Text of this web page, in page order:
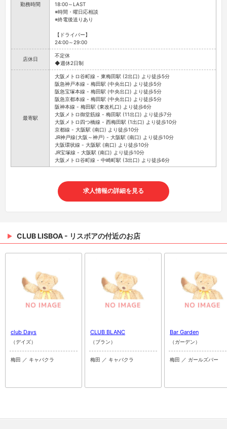
勤務時間
18:00～LAST
※時間・曜日応相談
※終電後送りあり
【ドライバー】
24:00～29:00
店休日
不定休
◆週休2日制
最寄駅
大阪メトロ谷町線 - 東梅田駅 (2出口) より徒歩5分
阪急神戸本線 - 梅田駅 (中央出口) より徒歩5分
阪急宝塚本線 - 梅田駅 (中央出口) より徒歩5分
阪急京都本線 - 梅田駅 (中央出口) より徒歩5分
阪神本線 - 梅田駅 (東改札口) より徒歩6分
大阪メトロ御堂筋線 - 梅田駅 (11出口) より徒歩7分
大阪メトロ四つ橋線 - 西梅田駅 (1出口) より徒歩10分
京都線 - 大阪駅 (南口) より徒歩10分
JR神戸線(大阪～神戸) - 大阪駅 (南口) より徒歩10分
大阪環状線 - 大阪駅 (南口) より徒歩10分
JR宝塚線 - 大阪駅 (南口) より徒歩10分
大阪メトロ谷町線 - 中崎町駅 (3出口) より徒歩6分
求人情報の詳細を見る
CLUB LISBOA - リスボアの付近のお店
club Days
（デイズ）
梅田 ／ キャバクラ
CLUB BLANC
（ブラン）
梅田 ／ キャバクラ
Bar Garden
（ガーデン）
梅田 ／ ガールズバー